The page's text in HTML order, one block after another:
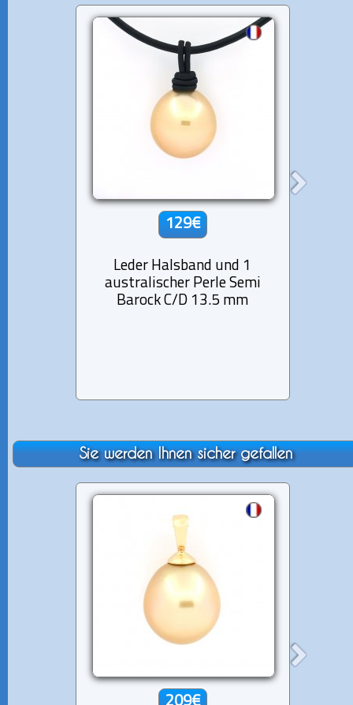
129€
Leder Halsband und 1
australischer Perle Semi
Barock C/D 13.5 mm
Sie werden Ihnen sicher gefallen